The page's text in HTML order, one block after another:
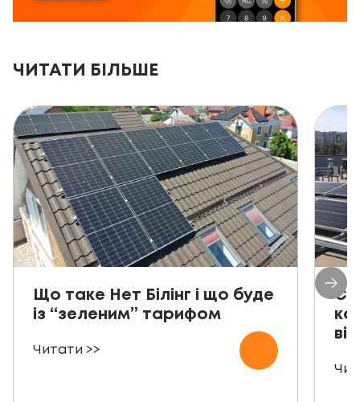
ЧИТАТИ БІЛЬШЕ
Що таке Нет Білінг і що буде
із “зеленим” тарифом
Читати >>